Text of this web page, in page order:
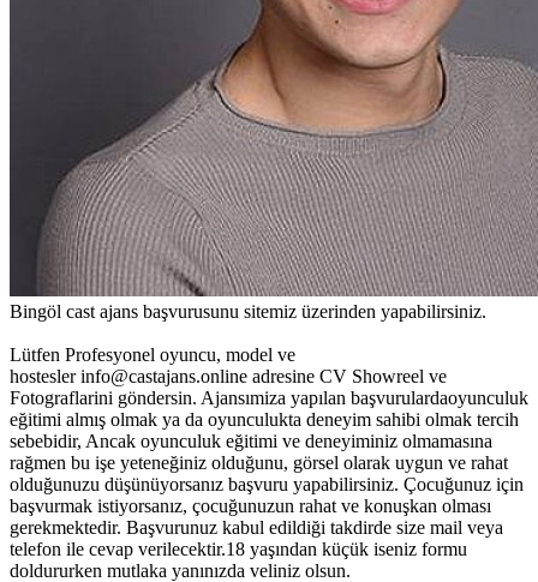
Bingöl cast ajans başvurusunu sitemiz üzerinden yapabilirsiniz.
Lütfen Profesyonel oyuncu, model ve
hostesler info@castajans.online adresine CV Showreel ve
Fotograflarini göndersin. Ajansımiza yapılan başvurulardaoyunculuk
eğitimi almış olmak ya da oyunculukta deneyim sahibi olmak tercih
sebebidir, Ancak oyunculuk eğitimi ve deneyiminiz olmamasına
rağmen bu işe yeteneğiniz olduğunu, görsel olarak uygun ve rahat
olduğunuzu düşünüyorsanız başvuru yapabilirsiniz. Çocuğunuz için
başvurmak istiyorsanız, çocuğunuzun rahat ve konuşkan olması
gerekmektedir. Başvurunuz kabul edildiği takdirde size mail veya
telefon ile cevap verilecektir.18 yaşından küçük iseniz formu
doldururken mutlaka yanınızda veliniz olsun.